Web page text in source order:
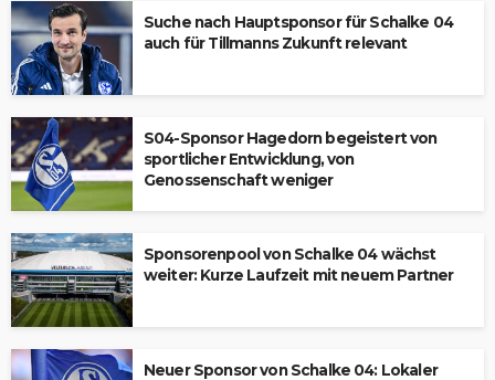
Suche nach Hauptsponsor für Schalke 04
auch für Tillmanns Zukunft relevant
S04-Sponsor Hagedorn begeistert von
sportlicher Entwicklung, von
Genossenschaft weniger
Sponsorenpool von Schalke 04 wächst
weiter: Kurze Laufzeit mit neuem Partner
Neuer Sponsor von Schalke 04: Lokaler